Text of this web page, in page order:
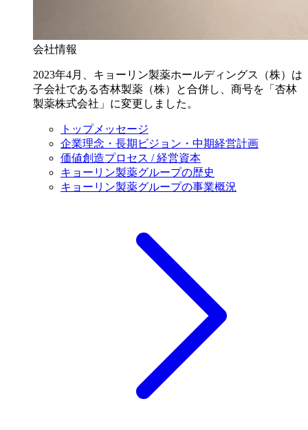
会社情報
2023年4月、キョーリン製薬ホールディングス（株）は
子会社である杏林製薬（株）と合併し、商号を「杏林
製薬株式会社」に変更しました。
トップメッセージ
企業理念・長期ビジョン・中期経営計画
価値創造プロセス / 経営資本
キョーリン製薬グループの歴史
キョーリン製薬グループの事業概況